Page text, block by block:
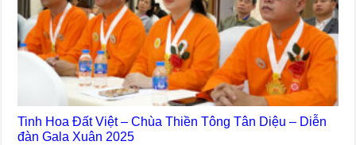
Tinh Hoa Đất Việt – Chùa Thiền Tông Tân Diệu – Diễn
đàn Gala Xuân 2025